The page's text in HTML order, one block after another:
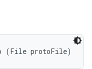
(File protoFile)